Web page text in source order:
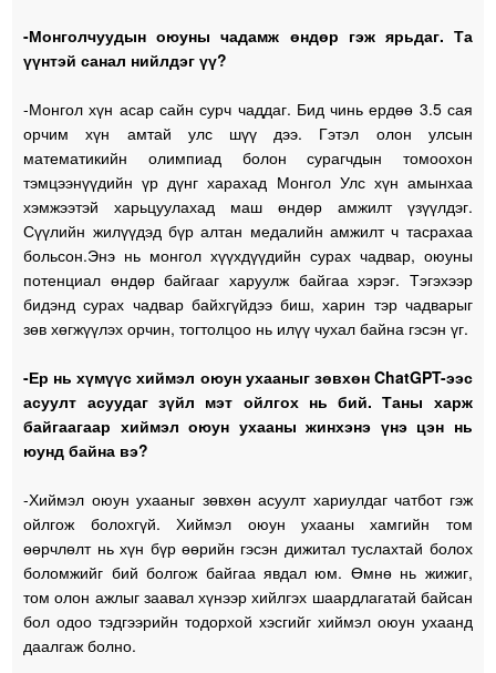
-Монголчуудын оюуны чадамж өндөр гэж ярьдаг. Та
үүнтэй санал нийлдэг үү?
-Монгол хүн асар сайн сурч чаддаг. Бид чинь ердөө 3.5 сая
орчим хүн амтай улс шүү дээ. Гэтэл олон улсын
математикийн олимпиад болон сурагчдын томоохон
тэмцээнүүдийн үр дүнг харахад Монгол Улс хүн амынхаа
хэмжээтэй харьцуулахад маш өндөр амжилт үзүүлдэг.
Сүүлийн жилүүдэд бүр алтан медалийн амжилт ч тасрахаа
больсон.Энэ нь монгол хүүхдүүдийн сурах чадвар, оюуны
потенциал өндөр байгааг харуулж байгаа хэрэг. Тэгэхээр
бидэнд сурах чадвар байхгүйдээ биш, харин тэр чадварыг
зөв хөгжүүлэх орчин, тогтолцоо нь илүү чухал байна гэсэн үг.
-Ер нь хүмүүс хиймэл оюун ухааныг зөвхөн ChatGPT-ээс
асуулт асуудаг зүйл мэт ойлгох нь бий. Таны харж
байгаагаар хиймэл оюун ухааны жинхэнэ үнэ цэн нь
юунд байна вэ?
-Хиймэл оюун ухааныг зөвхөн асуулт хариулдаг чатбот гэж
ойлгож болохгүй. Хиймэл оюун ухааны хамгийн том
өөрчлөлт нь хүн бүр өөрийн гэсэн дижитал туслахтай болох
боломжийг бий болгож байгаа явдал юм. Өмнө нь жижиг,
том олон ажлыг заавал хүнээр хийлгэх шаардлагатай байсан
бол одоо тэдгээрийн тодорхой хэсгийг хиймэл оюун ухаанд
даалгаж болно.